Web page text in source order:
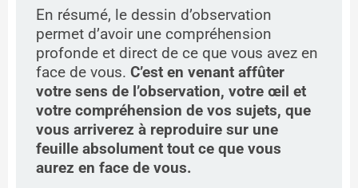
En résumé, le dessin d’observation
permet d’avoir une compréhension
profonde et direct de ce que vous avez en
face de vous. C’est en venant affûter
votre sens de l’observation, votre œil et
votre compréhension de vos sujets, que
vous arriverez à reproduire sur une
feuille absolument tout ce que vous
aurez en face de vous.